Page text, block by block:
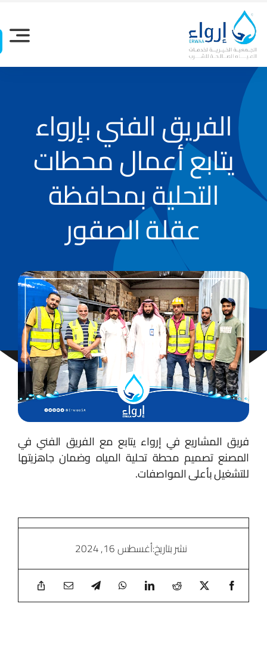
Skip
content
الفريق الفني بإرواء
يتابع أعمال محطات
التحلية بمحافظة
عقلة الصقور
فريق المشاريع في إرواء يتابع مع الفريق الفني في
المصنع تصميم محطة تحلية المياه وضمان جاهزيتها
للتشغيل بأعلى المواصفات.
نشر بتاريخ:أغسطس 16, 2024